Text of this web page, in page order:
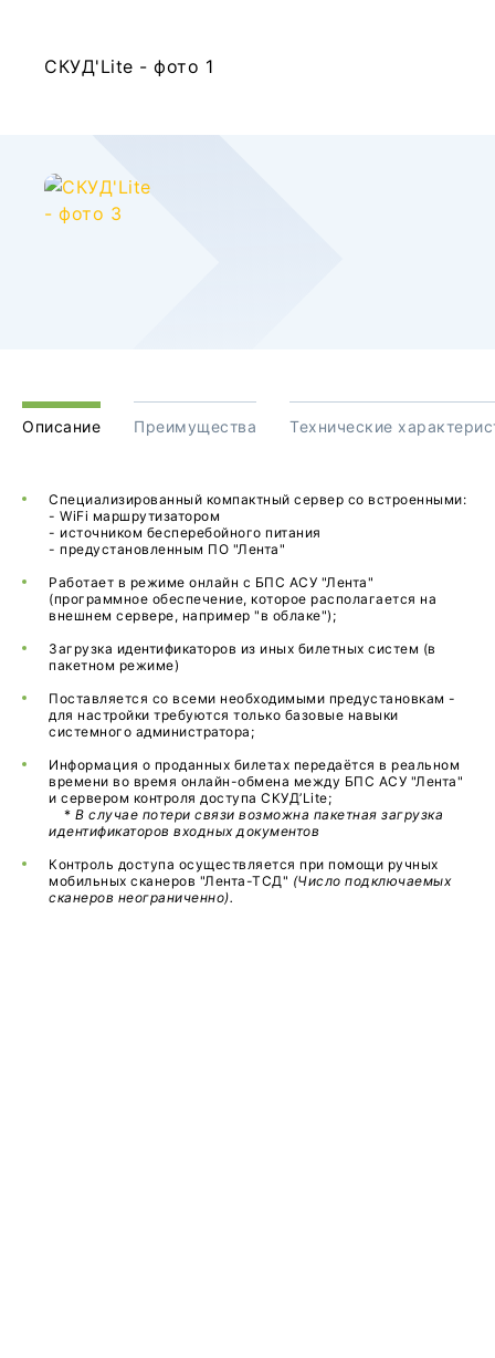
Описание Преимущества Технические
Специализированный компактный сервер со встроенными:
- WiFi маршрутизатором
- источником бесперебойного питания
- предустановленным ПО "Лента"
Работает в режиме онлайн с БПС АСУ "Лента"
(программное обеспечение, которое располагается на
внешнем сервере, например "в облаке");
Загрузка идентификаторов из иных билетных систем (в
пакетном режиме)
Поставляется со всеми необходимыми предустановкам -
для настройки требуются только базовые навыки
системного администратора;
Информация о проданных билетах передаётся в реальном
времени во время онлайн-обмена между БПС АСУ "Лента"
и сервером контроля доступа СКУД’Lite;
* В случае потери связи возможна пакетная загрузка
идентификаторов входных документов
Контроль доступа осуществляется при помощи ручных
мобильных сканеров "Лента-ТСД" (Число подключаемых
сканеров неограниченно).